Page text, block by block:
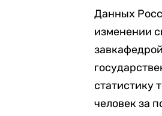
Данных
изменении
статистику
человек за